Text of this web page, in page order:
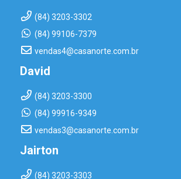
(84) 3203-3302
(84) 99106-7379
vendas4@casanorte.com.br
David
(84) 3203-3300
(84) 99916-9349
vendas3@casanorte.com.br
Jairton
(84) 3203-3303